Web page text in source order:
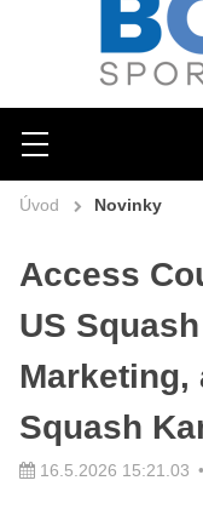
Hľadať
Menu
Úvod Novinky
Access
US
Marketing,
Squash
16.5.2026 15:21.03